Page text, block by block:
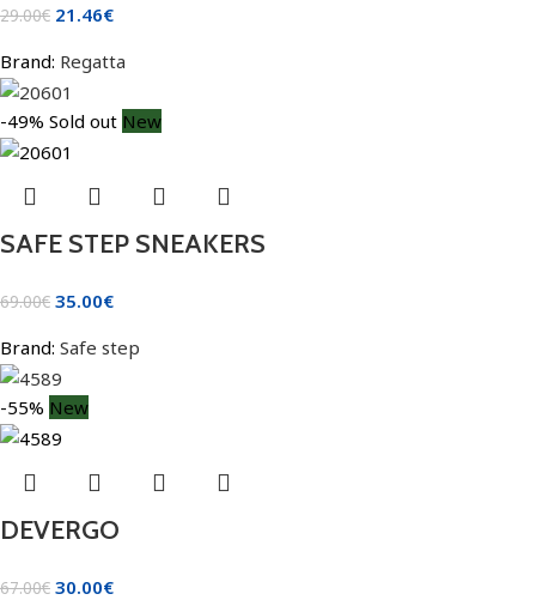
29.00€ 21.46€
Brand: Regatta
-49% Sold out New
SAFE STEP SNEAKERS
69.00€ 35.00€
Brand: Safe step
-55% New
DEVERGO
67.00€ 30.00€